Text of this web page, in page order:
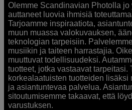
Olemme Scandinavian Photolla jo
auttaneet luovia ihmisiä
Tarjoamme inspiraatiota,
muun muassa valokuvauksen,
teknologian tarpeisiin.
musiikin ja taiteen harrastajia.
muuttuvat todellisuudeksi.
tuotteet, jotka vastaavat tarpeitasi.
korkealaatuisten tuotteiden lisäksi
ja asiantuntevaa palvelua.
sitoutumisemme takaavat, että
varustuksen.